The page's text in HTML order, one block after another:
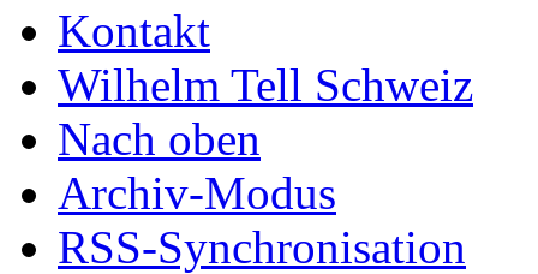
Kontakt
Wilhelm Tell Schweiz
Nach oben
Archiv-Modus
RSS-Synchronisation